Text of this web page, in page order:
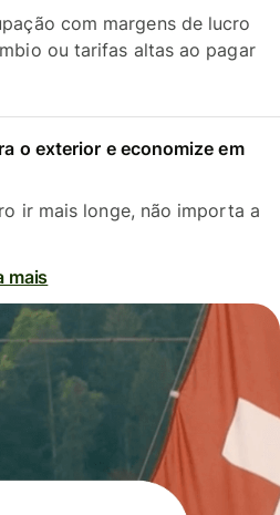
com margens de lucro
ou tarifas altas ao pagar
o exterior e economize em
ir mais longe, não importa a
mais